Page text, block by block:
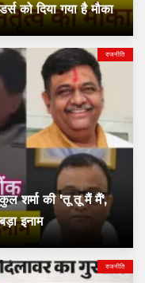
को दिया गया है मौका
राजनीति
शर्मा की 'तू तू मैं मैं',
इनाम
राजनीति